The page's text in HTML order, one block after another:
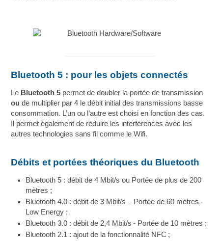
Bluetooth 5 : pour les objets connectés
Le Bluetooth 5 permet de doubler la portée de transmission
ou de multiplier par 4 le débit initial des transmissions basse
consommation. L’un ou l’autre est choisi en fonction des cas.
Il permet également de réduire les interférences avec les
autres technologies sans fil comme le Wifi.
Débits et portées théoriques du Bluetooth
Bluetooth 5 : débit de 4 Mbit/s ou Portée de plus de 200
mètres ;
Bluetooth 4.0 : débit de 3 Mbit/s – Portée de 60 mètres -
Low Energy ;
Bluetooth 3.0 : débit de 2,4 Mbit/s - Portée de 10 mètres ;
Bluetooth 2.1 : ajout de la fonctionnalité NFC ;